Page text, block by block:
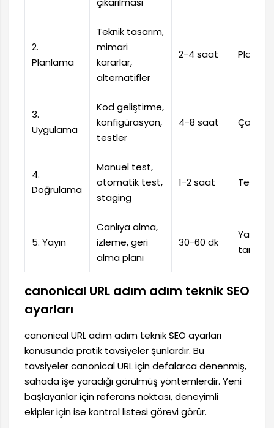
2.
Planlama
Teknik tasarım,
mimari
kararlar,
alternatifler
2-4 saat Plan
3.
Uygulama
Kod geliştirme,
konfigürasyon,
testler
4-8 saat
4.
Doğrulama
Manuel test,
otomatik test,
staging
1-2 saat Test
5. Yayın
Canlıya alma,
izleme, geri
alma planı
30-60 dk
Yayın
canonical URL adım adım teknik SEO
ayarları
canonical URL adım adım teknik SEO ayarları
konusunda pratik tavsiyeler şunlardır. Bu
tavsiyeler canonical URL için defalarca denenmiş,
sahada işe yaradığı görülmüş yöntemlerdir. Yeni
başlayanlar için referans noktası, deneyimli
ekipler için ise kontrol listesi görevi görür.